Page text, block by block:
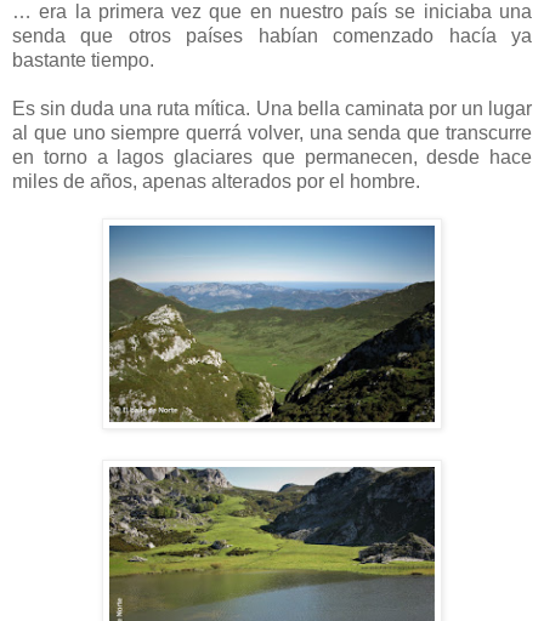
… era la primera vez que en nuestro país se iniciaba una
senda que otros países habían comenzado hacía ya
bastante tiempo.
Es sin duda una ruta mítica. Una bella caminata por un lugar
al que uno siempre querrá volver, una senda que transcurre
en torno a lagos glaciares que permanecen, desde hace
miles de años, apenas alterados por el hombre.